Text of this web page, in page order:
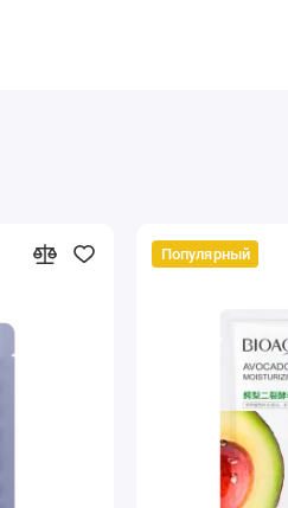
Популярный